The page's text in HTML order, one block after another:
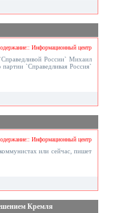
Информационный центр
России` Михаил
`Справедливая Россия`
Информационный центр
или сейчас, пишет
Кремля